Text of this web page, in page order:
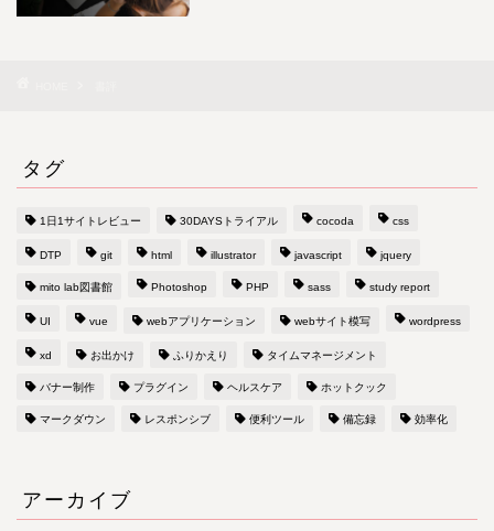
タグ
1日1サイトレビュー 30DAYSトライアル cocoda css
DTP git html illustrator javascript jquery
mito lab図書館 Photoshop PHP sass study report
UI vue webアプリケーション webサイト模写 wordpress
xd お出かけ ふりかえり タイムマネージメント
バナー制作 プラグイン ヘルスケア ホットクック
マークダウン レスポンシブ 便利ツール 備忘録 効率化
アーカイブ